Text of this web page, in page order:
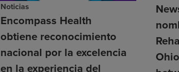
Noticias
Encompass Health
obtiene reconocimiento
nacional por la excelencia
en la experiencia del